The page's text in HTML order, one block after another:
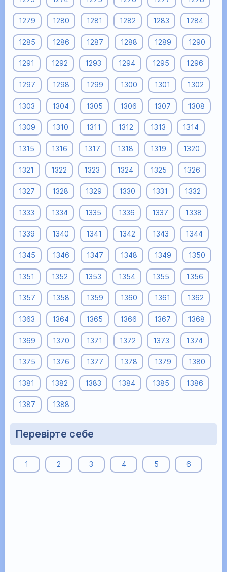
1279 1280 1281 1282 1283 1284
1285 1286 1287 1288 1289 1290
1291 1292 1293 1294 1295 1296
1297 1298 1299 1300 1301 1302
1303 1304 1305 1306 1307 1308
1309 1310 1311 1312 1313 1314
1315 1316 1317 1318 1319 1320
1321 1322 1323 1324 1325 1326
1327 1328 1329 1330 1331 1332
1333 1334 1335 1336 1337 1338
1339 1340 1341 1342 1343 1344
1345 1346 1347 1348 1349 1350
1351 1352 1353 1354 1355 1356
1357 1358 1359 1360 1361 1362
1363 1364 1365 1366 1367 1368
1369 1370 1371 1372 1373 1374
1375 1376 1377 1378 1379 1380
1381 1382 1383 1384 1385 1386
1387 1388
Перевiрте себе
1 2 3 4 5 6